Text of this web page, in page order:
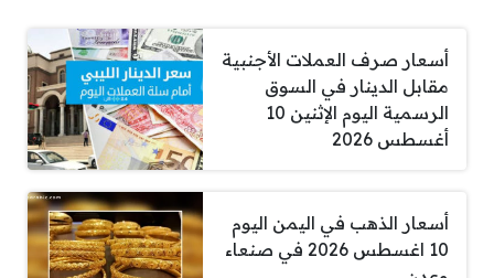
أسعار صرف العملات الأجنبية
مقابل الدينار في السوق
الرسمية اليوم الإثنين 10
أغسطس 2026
أسعار الذهب في اليمن اليوم
10 اغسطس 2026 في صنعاء